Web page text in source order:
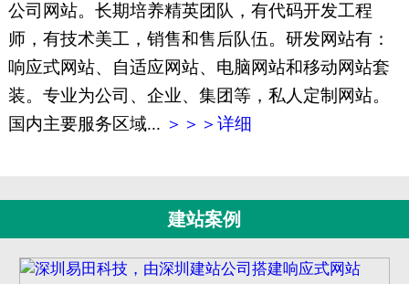
公司网站。长期培养精英团队，有代码开发工程
师，有技术美工，销售和售后队伍。研发网站有：
响应式网站、自适应网站、电脑网站和移动网站套
装。专业为公司、企业、集团等，私人定制网站。
国内主要服务区域... ＞＞＞详细
建站案例